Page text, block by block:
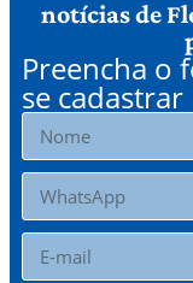
notícias de
Preencha o
se cadastrar